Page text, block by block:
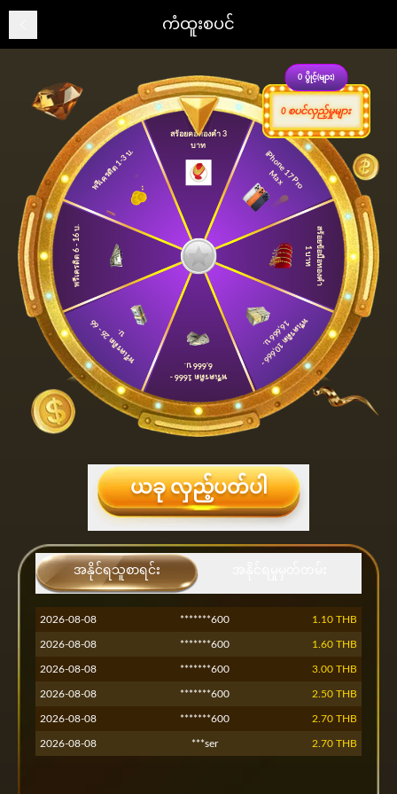
ကံထူးစပင်
สร้อยคอทองคำ 3
บาท
iP
h
o
n
e
1
7
P
r
o
M
a
x
ส
ร้
อ
ย
ข้ อ
มื
อ
ท
อ
ง
คำ
1 บ
า
ท
พ
รี
เ
ค
ร
ดิ
ต
1
0
,6
6
6
-
1
6
,6
6
6
บ
.
พรีเครดิต 1666 -
6,666 บ.
พ
รี
เ
ค
ร
ดิ
ต
2
6
-
6
6
บ.
พรีเครดิต 6 - 16 บ.
พรีเครดิต 1-3 บ.
0 ပွိုင့်(များ)
0 စပင်လှည့်မှုများ
ယခု လှည့်ပတ်ပါ
အနိုင်ရသူစာရင်း
***454
2026-08-08 *****za2 2.00 THB
2026-08-08 *****za2
2026-08-08 *****za2 2.90 THB
2026-08-08 *******600 1.10 THB
2026-08-08 *******600 1.60 THB
2026-08-08 *******600 3.00 THB
2026-08-08 *******600 2.50 THB
2026-08-08 *******600 2.70 THB
2026-08-08 ***ser 2.70 THB